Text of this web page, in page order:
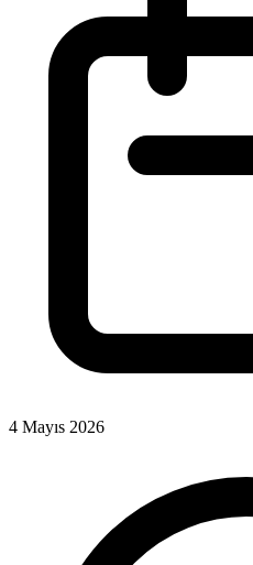
4 Mayıs 2026